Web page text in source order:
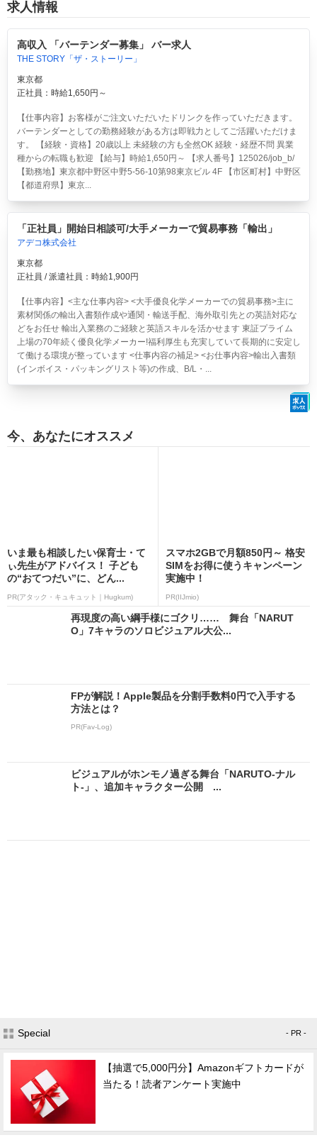
求人情報
高収入 「バーテンダー募集」 バー求人
THE STORY「ザ・ストーリー」
東京都
正社員：時給1,650円～
【仕事内容】お客様がご注文いただいたドリンクを作っていただきます。
バーテンダーとしての勤務経験がある方は即戦力としてご活躍いただけま
す。 【経験・資格】20歳以上 未経験の方も全然OK 経験・経歴不問 異業
種からの転職も歓迎 【給与】時給1,650円～ 【求人番号】125026/job_b/
【勤務地】東京都中野区中野5-56-10第98東京ビル 4F 【市区町村】中野区
【都道府県】東京...
「正社員」開始日相談可/大手メーカーで貿易事務「輸出」
アデコ株式会社
東京都
正社員 / 派遣社員：時給1,900円
【仕事内容】<主な仕事内容> <大手優良化学メーカーでの貿易事務>主に
素材関係の輸出入書類作成や通関・輸送手配、海外取引先との英語対応な
どをお任せ 輸出入業務のご経験と英語スキルを活かせます 東証プライム
上場の70年続く優良化学メーカー!福利厚生も充実していて長期的に安定し
て働ける環境が整っています <仕事内容の補足> <お仕事内容>輸出入書類
(インボイス・パッキングリスト等)の作成、B/L・...
今、あなたにオススメ
いま最も相談したい保育士・て
ぃ先生がアドバイス！ 子ども
の“おてつだい”に、どん...
PR(アタック・キュキュット｜Hugkum)
スマホ2GBで月額850円～ 格安
SIMをお得に使うキャンペーン
実施中！
PR(IIJmio)
再現度の高い綱手様にゴクリ…… 舞台「NARUT
O」7キャラのソロビジュアル大公...
FPが解説！Apple製品を分割手数料0円で入手する
方法とは？
PR(Fav-Log)
ビジュアルがホンモノ過ぎる舞台「NARUTO-ナル
ト-」、追加キャラクター公開 ...
Special - PR -
【抽選で5,000円分】Amazonギフトカードが
当たる！読者アンケート実施中